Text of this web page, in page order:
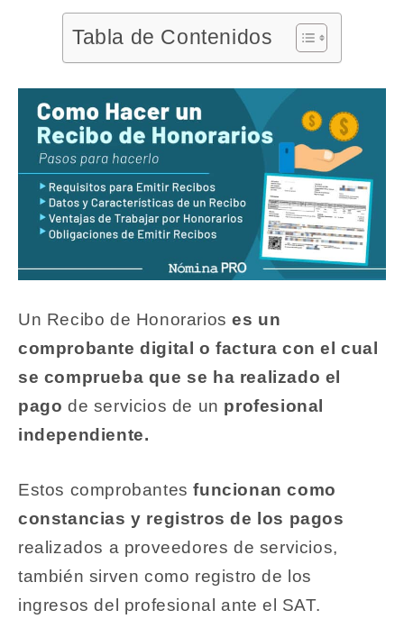
Tabla de Contenidos
Un Recibo de Honorarioses un
comprobante digital o factura con el cual
se comprueba que se ha realizado el
pago de servicios de un profesional
independiente.
Estos comprobantesfuncionan como
constancias y registros de los pagos
realizados a proveedores de servicios,
también sirven como registro de los
ingresos del profesional ante el SAT.